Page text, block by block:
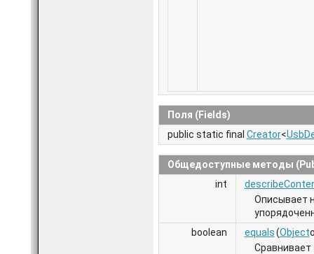
Поля (Fields)
public static final Creator<
Общедоступные методы
int
Описывает
boolean
equals(Object
Сравнивает